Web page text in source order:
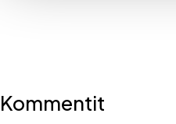
Kommentit